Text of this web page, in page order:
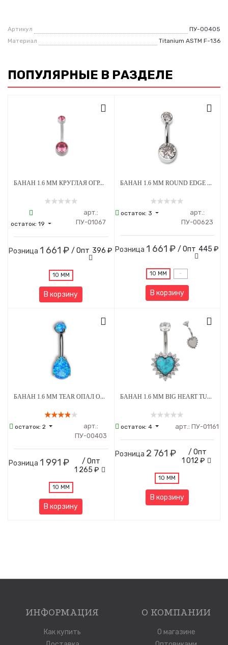
Артикул
ПУ-00405
Материал
Titanium ASTM F-136
ПОПУЛЯРНЫЕ В РАЗДЕЛЕ
БАНАН 1.6 ММ КРУГЛАЯ ОГРАНКА СТРАЗЫ PINK 4*6 ММ ВНУТРЕННЯЯ РЕЗЬБА ТИТАН
остаток: 19
арт.:
ПУ-01067
Розница 1 661 ₽ / Опт 396 ₽
10 ММ
В корзину
БАНАН 1.6 ММ ROUND EDGE CLEAR CRYSTAL 5 Х 8 ММ ВНУТРЕННЯЯ РЕЗЬБА ТИТАН
остаток: 3
арт.:
ПУ-00623
Розница 1 661 ₽ / Опт 445 ₽
10 ММ -
В корзину
БАНАН 1.6 ММ TEAR ОПАЛ OP-05 5*8 ММ ВНУТРЕННЯЯ РЕЗЬБА ТИТАН
остаток:2
арт.:
ПУ-00403
Розница 1 991 ₽
/ Опт
1 265 ₽
10 ММ
В корзину
БАНАН 1.6 ММ BIG HEART TURQUOISE STEEL CRYSTAL ВНУТРЕННЯЯ РЕЗЬБА ТИТАН
остаток:4 арт.: ПУ-01161
Розница 2 761 ₽
/ Опт
1 012 ₽
10 ММ
В корзину
ИНФОРМАЦИЯ
Как купить
О КОМПАНИИ
О магазине